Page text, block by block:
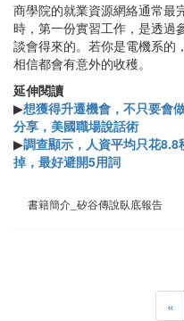
商學院的就業資源網絡通常最
時，第一份實習工作，是透過
談會得來的。若你是電機系的
相信都會有意外的收穫。
延伸閱讀
▶想獲得升遷機會，不只要會
分享，美國職場說話術
▶調查顯示，人資平均只花
掉，最好避開5用詞
書籍簡介_矽谷傳說臥底報告
«